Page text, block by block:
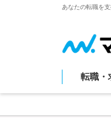
あなたの転職を
転職・